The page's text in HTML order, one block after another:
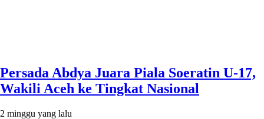
Persada Abdya Juara Piala Soeratin U-17,
Wakili Aceh ke Tingkat Nasional
2 minggu yang lalu